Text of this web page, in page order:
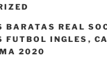
BARATAS REAL
FUTBOL INGLES ,
2020